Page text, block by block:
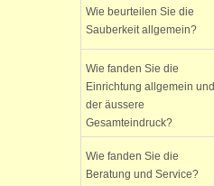
Wie beurteilen Sie die
Sauberkeit allgemein?
Wie fanden Sie die
Einrichtung allgemein und
der äussere
Gesamteindruck?
Wie fanden Sie die
Beratung und Service?